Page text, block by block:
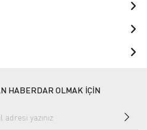
HABERDAR OLMAK İÇİN